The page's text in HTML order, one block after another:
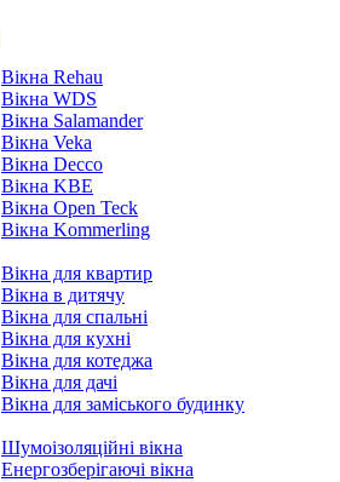
Вікна Rehau
Вікна WDS
Вікна Salamander
Вікна Veka
Вікна Decco
Вікна KBE
Вікна Open Teck
Вікна Kommerling
Вікна для квартир
Вікна в дитячу
Вікна для спальні
Вікна для кухні
Вікна для котеджа
Вікна для дачі
Вікна для заміського будинку
Шумоізоляційні вікна
Енергозберігаючі вікна